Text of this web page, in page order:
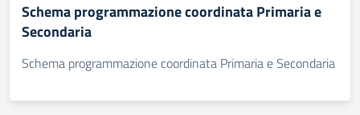
Schema programmazione coordinata Primaria e
Secondaria
Schema programmazione coordinata Primaria e Secondaria